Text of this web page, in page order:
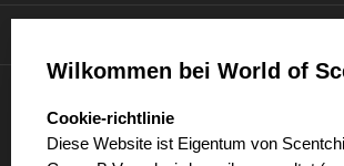
Wilkommen bei World of
select language
Cookie-richtlinie
Diese Website ist Eigentum von